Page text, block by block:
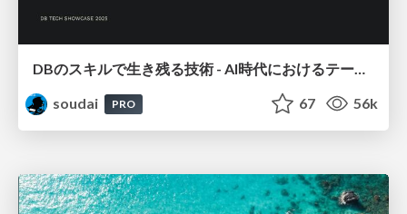
DBのスキルで生き残る技術 - AI時代におけるテーブル設計の勘所
soudai
PRO 67 56k